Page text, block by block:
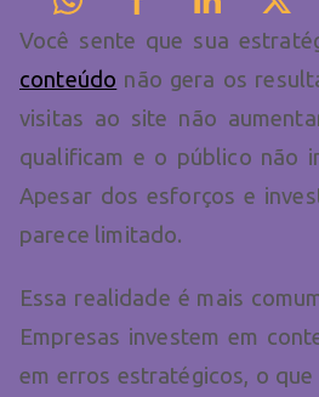
Você sente que sua
conteúdo não gera os
visitas ao site não
qualificam e o público não
Apesar dos esforços e
parece limitado.
Essa realidade é mais
Empresas investem em
em erros estratégicos, o